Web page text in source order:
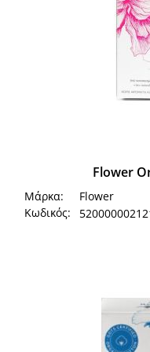
Flower
Μάρκα:
Flower
Κωδικός: